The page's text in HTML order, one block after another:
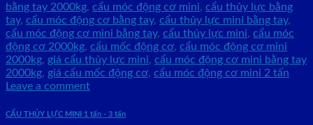
bằng tay 2000kg, cẩu móc động cơ mini, cẩu thủy lực bằng
tay, cẩu móc động cơ bằng tay, cẩu thủy lực mini bằng tay,
cẩu móc động cơ mini bằng tay, cẩu thủy lực mini, cẩu móc
động cơ 2000kg, cẩu mốc động cơ, cẩu móc động cơ mini
2000kg, giá cẩu thủy lực mini, cẩu móc động cơ mini bằng tay
2000kg, giá cẩu mốc động cơ, cẩu móc động cơ mini 2 tấn
Leave a comment
CẨU THỦY LỰC MINI 1 tấn - 3 tấn